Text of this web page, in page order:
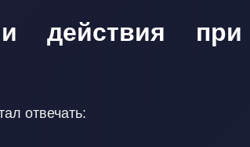
действия при
отвечать: